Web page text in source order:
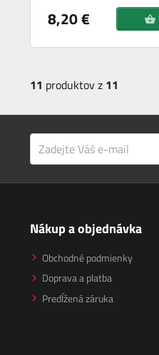
8,20 €
11 produktov z 11
Nákup a objednávka
Obchodné podmienky
Doprava a platba
Predĺžená záruka